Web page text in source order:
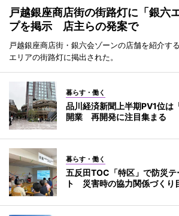
戸越銀座商店街の街路灯に「銀六
プを掲示 店主らの発案で
戸越銀座商店街・銀六会ゾーンの店舗を紹介す
エリアの街路灯に掲出された。
暮らす・働く
品川経済新聞上半期PV1位は
開業 再開発に注目集まる
暮らす・働く
五反田TOC「特区」で防災
ト 災害時の協力関係づくり